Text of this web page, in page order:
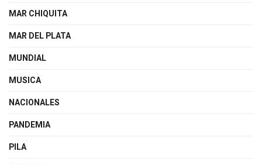
MAR CHIQUITA
MAR DEL PLATA
MUNDIAL
MUSICA
NACIONALES
PANDEMIA
PILA